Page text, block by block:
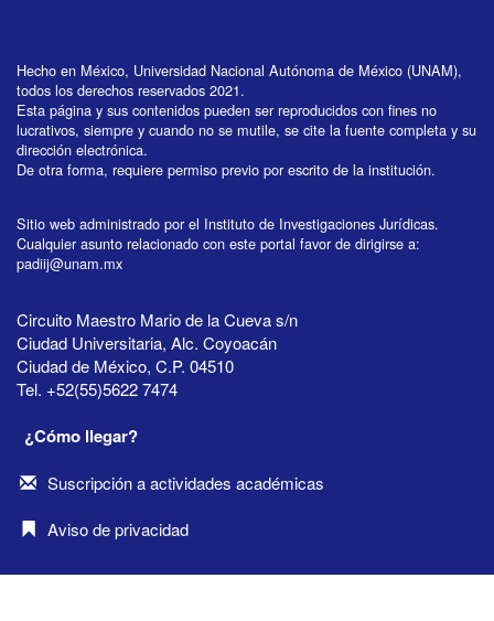
Hecho en México, Universidad Nacional Autónoma de México (UNAM),
todos los derechos reservados 2021.
Esta página y sus contenidos pueden ser reproducidos con fines no
lucrativos, siempre y cuando no se mutile, se cite la fuente completa y su
dirección electrónica.
De otra forma, requiere permiso previo por escrito de la institución.
Sitio web administrado por el Instituto de Investigaciones Jurídicas.
Cualquier asunto relacionado con este portal favor de dirigirse a:
padiij@unam.mx
Circuito Maestro Mario de la Cueva s/n
Ciudad Universitaria, Alc. Coyoacán
Ciudad de México, C.P. 04510
Tel. +52(55)5622 7474
¿Cómo llegar?
Suscripción a actividades académicas
Aviso de privacidad